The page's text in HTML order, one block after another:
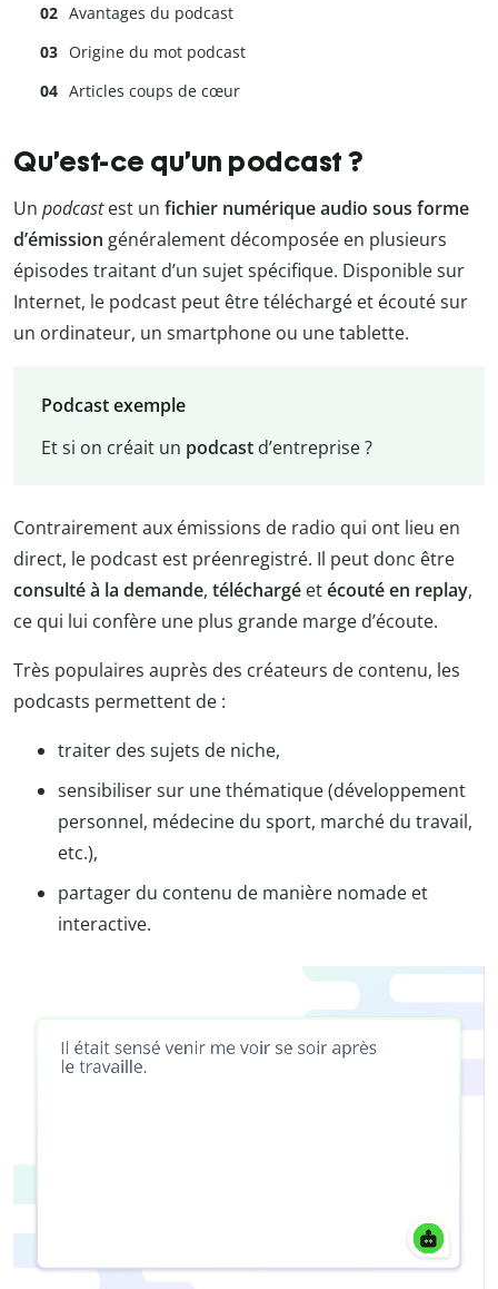
Avantages du podcast
Origine du mot podcast
Articles coups de cœur
Qu’est-ce qu’un podcast ?
Un podcastest un fichier numérique audio sous forme
d’émission généralement décomposée en plusieurs
épisodes traitant d’un sujet spécifique. Disponible sur
Internet, le podcast peut être téléchargé et écouté sur
un ordinateur, un smartphone ou une tablette.
Podcast exemple
Et si on créait un podcastd’entreprise ?
Contrairement aux émissions de radio qui ont lieu en
direct, le podcast est préenregistré. Il peut donc être
consulté à la demande, téléchargé etécouté en replay,
ce qui lui confère une plus grande marge d’écoute.
Très populaires auprès des créateurs de contenu, les
podcasts permettent de :
traiter des sujets de niche,
sensibiliser sur une thématique (développement
personnel, médecine du sport, marché du travail,
etc.),
partager du contenu de manière nomade et
interactive.